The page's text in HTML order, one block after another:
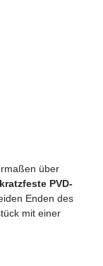
über
kratzfeste PVD-
Enden des
mit einer